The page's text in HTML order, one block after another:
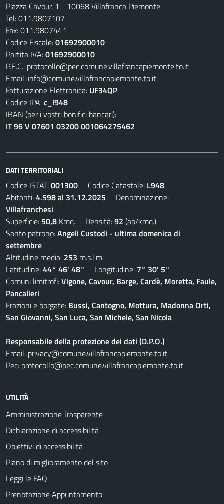
Piazza Cavour, 1 - 10068 Villafranca Piemonte
Tel:011.9807107
Fax:011.9807441
Codice Fiscale:01692900010
Partita IVA:01692900010
P.E.C.: protocollo@pec.comune.villafrancapiemonte.to.it
Email: info@comune.villafrancapiemonte.to.it
Fatturazione Elettronica: UF34QP
Codice IPA:c_l948
IBAN (per i vostri bonifici bancari):
IT 96 V 07601 03200 001064275462
DATI TERRITORIALI
Codice ISTAT:001300 Codice Catastale: L948
Abitanti:4.598 al 31.12.2025 Denominazione:
Villafranchesi
Superficie: 50,8 Kmq. Densità:92 (ab/kmq.)
Santo patrono:Angeli Custodi - ultima domenica di
settembre
Altitudine media: 253 m.s.l.m.
Latitudine:44° 46' 48'' Longitudine: 7° 30' 5''
Comuni limitrofi:Vigone, Cavour, Barge, Cardè, Moretta, Faule,
Pancalieri
Frazioni e borgate: Bussi, Cantogno, Mottura, Madonna Orti,
San Giovanni, San Luca, San Michele, San Nicola
Responsabile della protezione dei dati (D.P.O.)
Email: privacy@comune.villafrancapiemonte.to.it
Pec: protocollo@pec.comune.villafrancapiemonte.to.it
UTILITÀ
Amministrazione Trasparente
Dichiarazione di accessibilità
Obiettivi di accessibilità
Piano di miglioramento del sito
Leggi le FAQ
Prenotazione Appuntamento